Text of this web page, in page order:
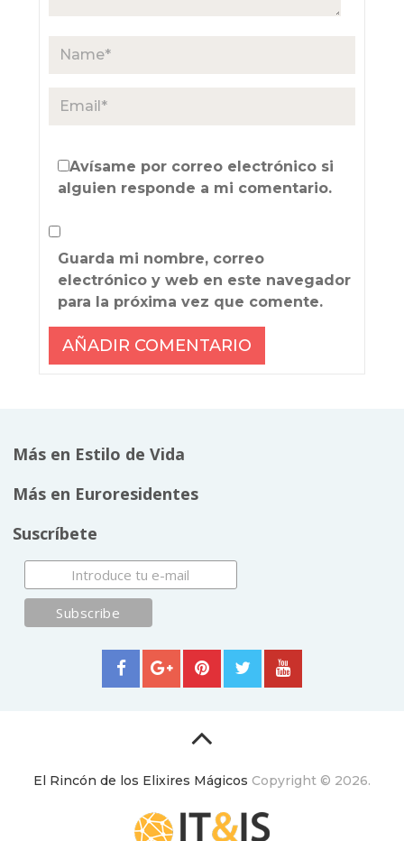
Avísame por correo electrónico si
alguien responde a mi comentario.
Guarda mi nombre, correo
electrónico y web en este navegador
para la próxima vez que comente.
Más en Estilo de Vida
Más en Euroresidentes
Suscríbete
El Rincón de los Elixires Mágicos Copyright © 2026.